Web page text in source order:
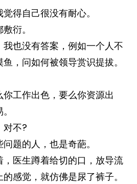
得自己很没有耐心。
衍。
也没有答案，例如一个人不
，问如何被领导赏识提拔。
工作出色，要么你资源出
对不?
题的人，也是奇葩。
医生蹲着给切的口，放导流
感觉，就仿佛是尿了裤子。